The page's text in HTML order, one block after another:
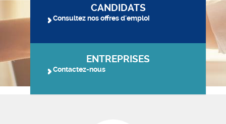
CANDIDATS
Consultez nos offres d'emploi
ENTREPRISES
Contactez-nous